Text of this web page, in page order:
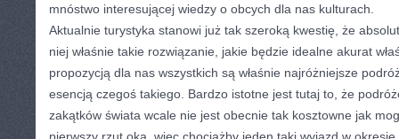
mnóstwo interesującej wiedzy o obcych dla nas kulturach.
Aktualnie turystyka stanowi już tak szeroką kwestię, że
niej właśnie takie rozwiązanie, jakie będzie idealne akurat
propozycją dla nas wszystkich są właśnie najróżniejsze
esencją czegoś takiego. Bardzo istotne jest tutaj to, że
zakątków świata wcale nie jest obecnie tak kosztowne jak